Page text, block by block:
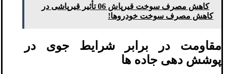
کاهش مصرف سوخت قیرپاش 06 تأثیر قیرپاشی در
کاهش مصرف سوخت خودروها!
مقاومت در برابر شرایط جوی در
پوشش دهی جاده ها